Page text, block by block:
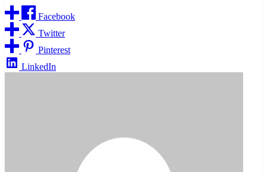
Facebook
Twitter
Pinterest
LinkedIn